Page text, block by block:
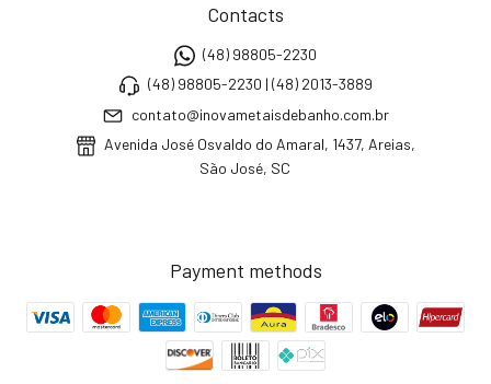
Contacts
(48) 98805-2230
(48) 98805-2230 | (48) 2013-3889
contato@inovametaisdebanho.com.br
Avenida José Osvaldo do Amaral, 1437, Areias,
São José, SC
Payment methods